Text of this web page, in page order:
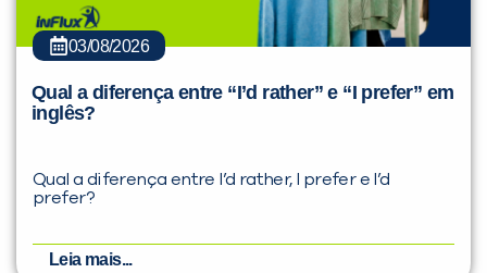
03/08/2026
Qual a diferença entre “I’d rather” e “I prefer” em
inglês?
Qual a diferença entre I’d rather, I prefer e I’d
prefer?
Leia mais...